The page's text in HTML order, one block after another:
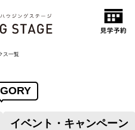
ス一覧
イベント・キャンペーン